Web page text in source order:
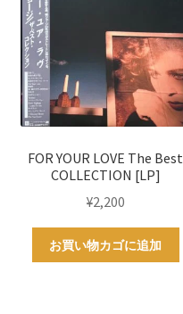
FOR YOUR LOVE The Best
COLLECTION [LP]
¥2,200
お買い物カゴに追加